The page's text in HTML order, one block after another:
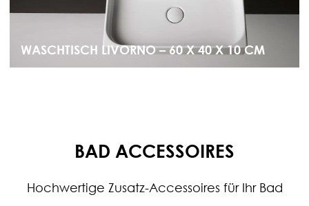
WASCHTISCH LIVORNO – 60 X 40 X 10 CM
BAD ACCESSOIRES
Hochwertige Zusatz-Accessoires für Ihr Bad